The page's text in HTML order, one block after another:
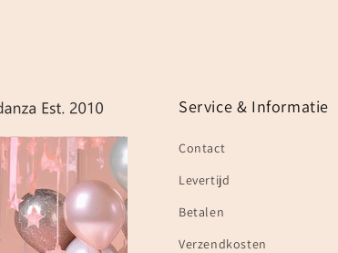
Service & Informatie
Contact
Levertijd
Betalen
Verzendkosten